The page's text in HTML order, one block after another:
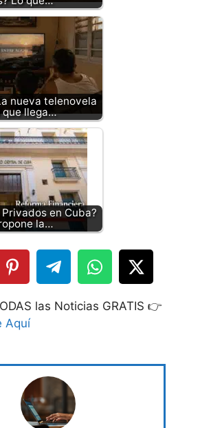
nueva telenovela
que llega…
en Cuba?
la…
las Noticias GRATIS 👉
Aquí